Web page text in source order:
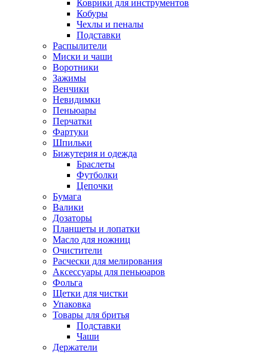
Коврики для инструментов
Кобуры
Чехлы и пеналы
Подставки
Распылители
Миски и чаши
Воротники
Зажимы
Венчики
Невидимки
Пеньюары
Перчатки
Фартуки
Шпильки
Бижутерия и одежда
Браслеты
Футболки
Цепочки
Бумага
Валики
Дозаторы
Планшеты и лопатки
Масло для ножниц
Очистители
Расчески для мелирования
Аксессуары для пеньюаров
Фольга
Щетки для чистки
Упаковка
Товары для бритья
Подставки
Чаши
Держатели